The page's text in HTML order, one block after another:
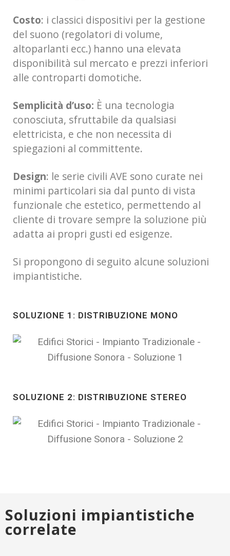
Costo: i classici dispositivi per la gestione
del suono (regolatori di volume,
altoparlanti ecc.) hanno una elevata
disponibilità sul mercato e prezzi inferiori
alle controparti domotiche.
Semplicità d’uso: È una tecnologia
conosciuta, sfruttabile da qualsiasi
elettricista, e che non necessita di
spiegazioni al committente.
Design: le serie civili AVE sono curate nei
minimi particolari sia dal punto di vista
funzionale che estetico, permettendo al
cliente di trovare sempre la soluzione più
adatta ai propri gusti ed esigenze.
Si propongono di seguito alcune soluzioni
impiantistiche.
SOLUZIONE 1: DISTRIBUZIONE MONO
SOLUZIONE 2: DISTRIBUZIONE STEREO
Soluzioni impiantistiche
correlate